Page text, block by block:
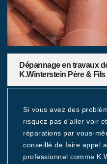
Dépannage en travaux
K.Winterstein Père & Fils
Si vous avez des
risquez pas d’aller voir
réparations par vous-
conseillé de faire appel
professionnel comme